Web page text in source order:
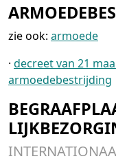
zie ook: armoede
· decreet van 21
armoedebestrijding